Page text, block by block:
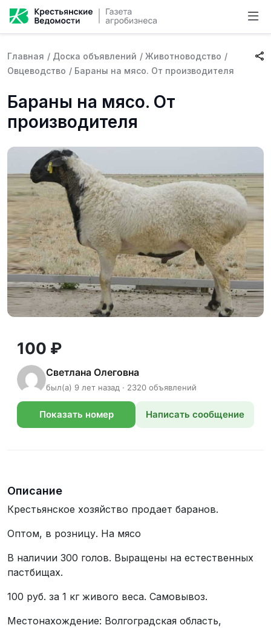
Главная / Доска объявлений / Животноводство /
Овцеводство / Бараны на мясо. От производителя
Бараны на мясо. От
производителя
100 ₽
Светлана Олеговна
был(а) 9 лет назад · 2320 объявлений
Показать номер Написать сообщение
Описание
Крестьянское хозяйство продает баранов.
Оптом, в розницу. На мясо
В наличии 300 голов. Выращены на естественных
пастбищах.
100 руб. за 1 кг живого веса. Самовывоз.
Местонахождение: Волгоградская область,